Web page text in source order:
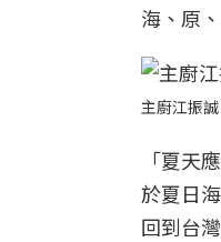
海、原
主廚江振
「夏天
於夏日
回到台